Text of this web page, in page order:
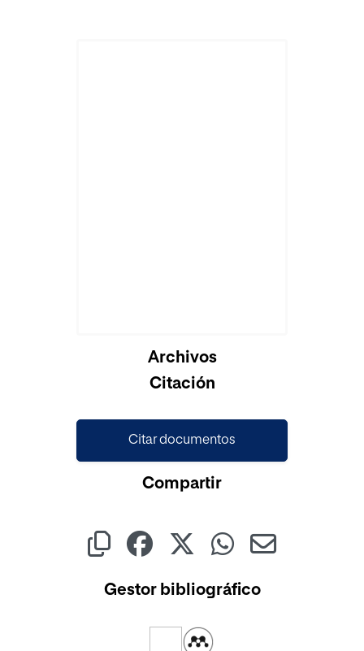
Archivos
Citación
Citar documentos
Compartir
Gestor bibliográfico